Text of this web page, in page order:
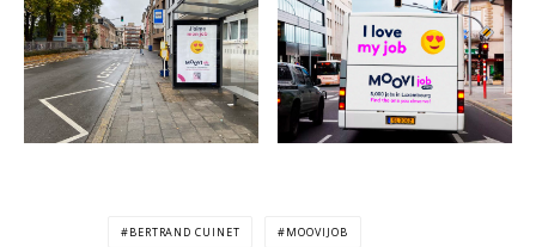
BERTRAND CUINET MOOVIJOB